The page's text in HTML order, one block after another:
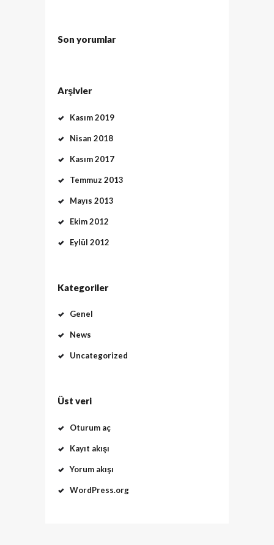
Son yorumlar
Arşivler
Kasım 2019
Nisan 2018
Kasım 2017
Temmuz 2013
Mayıs 2013
Ekim 2012
Eylül 2012
Kategoriler
Genel
News
Uncategorized
Üst veri
Oturum aç
Kayıt akışı
Yorum akışı
WordPress.org